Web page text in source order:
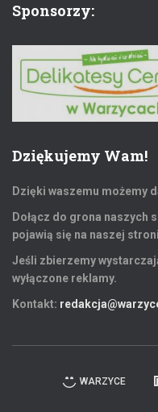
Sponsorzy:
Dziękujemy Wam!
Dzięki waszemu możemy
Dołącz do grona naszych
pojawią się na naszej
Jeśli zbierzemy
wyłączone reklamy.
Kontakt:
WARZYCE